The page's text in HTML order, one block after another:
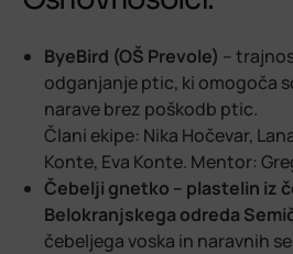
ByeBird (OŠ Prevole) –
odganjanje ptic, ki omogoča
narave brez poškodb ptic.
Člani ekipe: Nika Hočevar,
Konte, Eva Konte. Mentor:
Čebelji gnetko – plastelin iz
Belokranjskega odreda
čebeljega voska in naravnih